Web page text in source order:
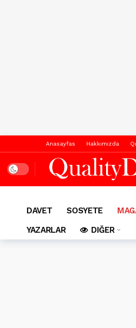
Anasayfas Hakkımızda
Dark mode
DAVET SOSYETE
YAZARLAR
DIĞER